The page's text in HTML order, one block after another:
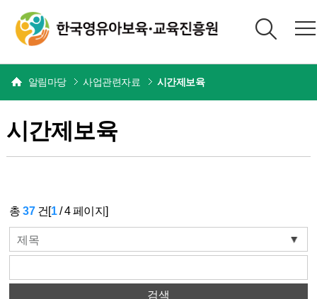
알림마당 사업관련자료 시간제보육
시간제보육
총37건[1/4페이지]
제목